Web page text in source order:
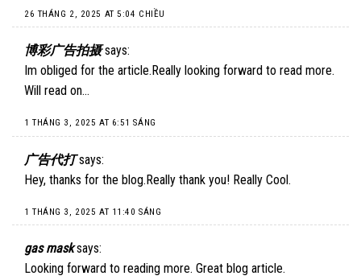
26 THÁNG 2, 2025 AT 5:04 CHIỀU
博彩广告拍摄 says:
Im obliged for the article.Really looking forward to read more.
Will read on…
1 THÁNG 3, 2025 AT 6:51 SÁNG
广告代打 says:
Hey, thanks for the blog.Really thank you! Really Cool.
1 THÁNG 3, 2025 AT 11:40 SÁNG
gas mask says:
Looking forward to reading more. Great blog article.